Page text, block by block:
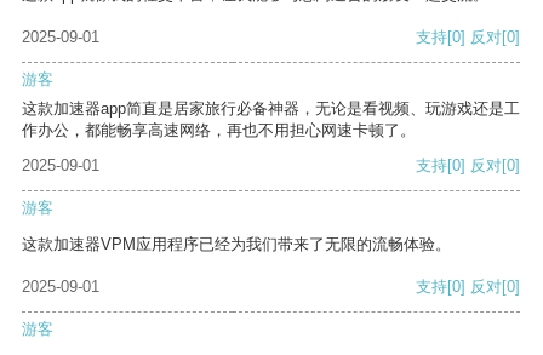
2025-09-01 支持[0] 反对[0]
游客
这款加速器app简直是居家旅行必备神器，无论是看视频、玩游戏还是工
作办公，都能畅享高速网络，再也不用担心网速卡顿了。
2025-09-01
支持[0] 反对[0]
游客
这款加速器VPM应用程序已经为我们带来了无限的流畅体验。
2025-09-01 支持[0] 反对[0]
游客